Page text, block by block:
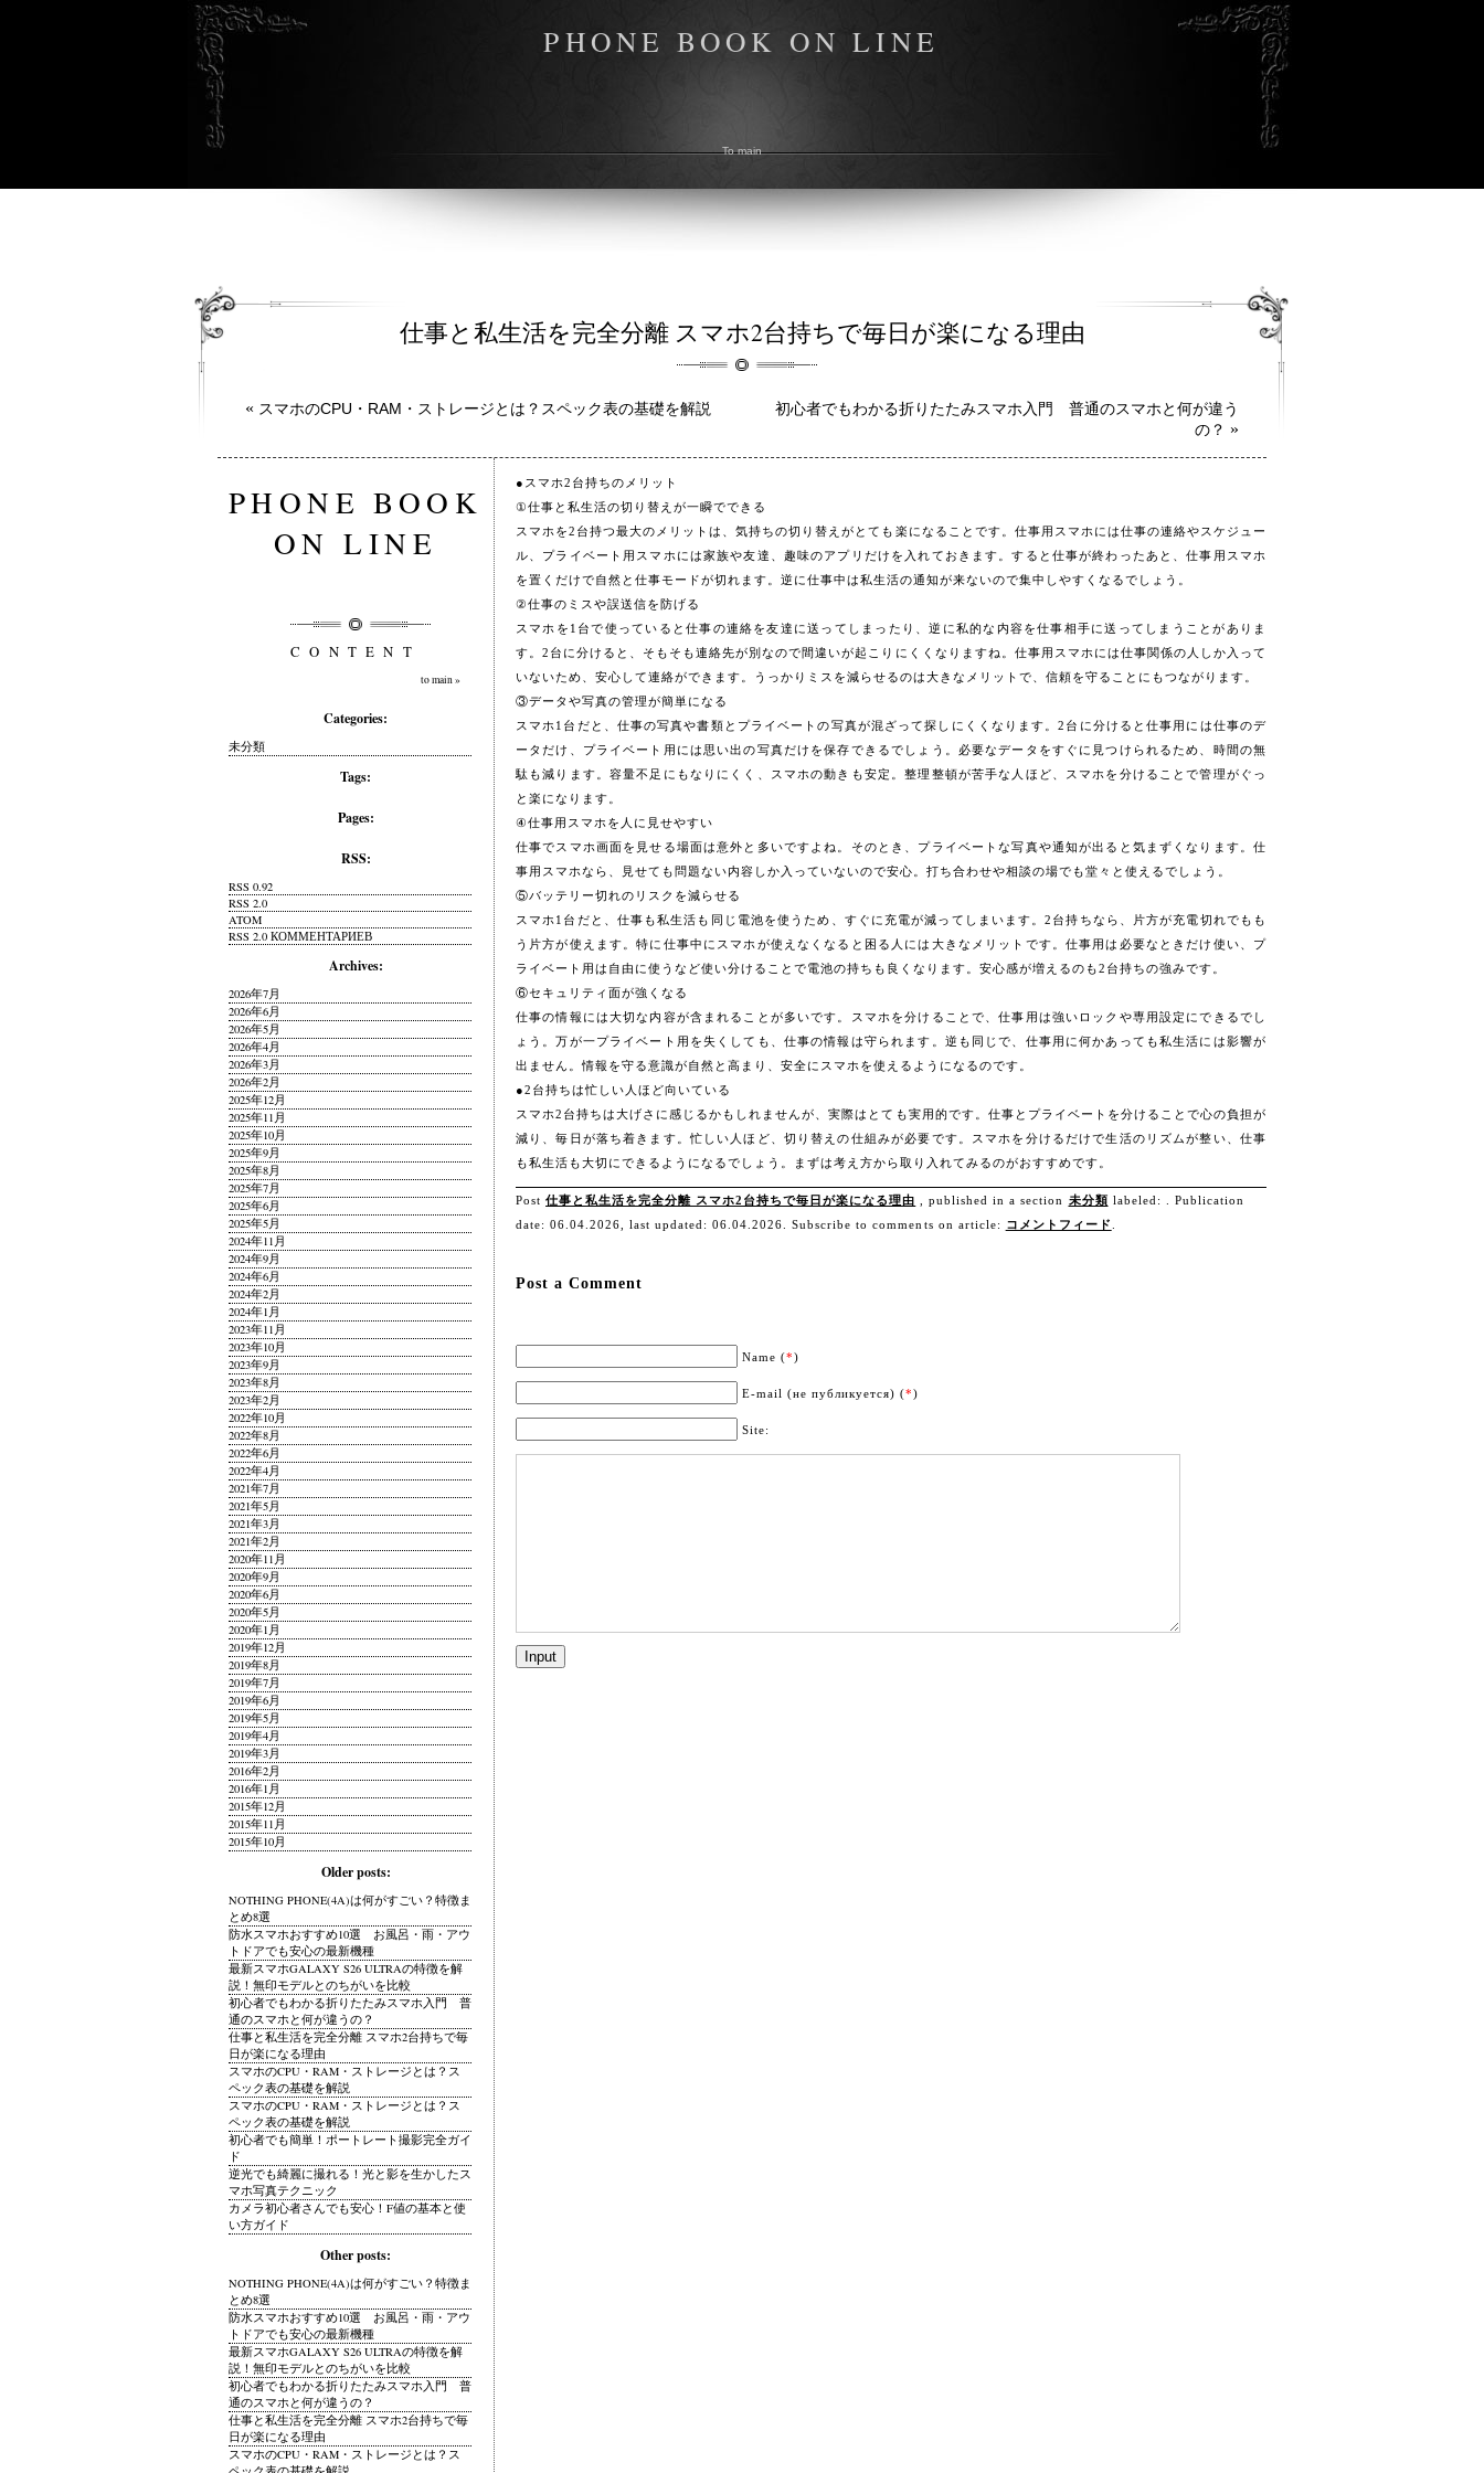
PHONE BOOK ON LINE
To main
仕事と私生活を完全分離 スマホ2台持ちで毎日が楽になる理由
« スマホのCPU・RAM・ストレージとは？スペック表の基礎を解説
初心者でもわかる折りたたみスマホ入門 普通のスマホと何が違う
の？ »
●スマホ2台持ちのメリット
①仕事と私生活の切り替えが一瞬でできる
スマホを2台持つ最大のメリットは、気持ちの切り替えがとても楽になることです。仕事用スマホには仕事の連絡やスケジュー
ル、プライベート用スマホには家族や友達、趣味のアプリだけを入れておきます。すると仕事が終わったあと、仕事用スマホ
を置くだけで自然と仕事モードが切れます。逆に仕事中は私生活の通知が来ないので集中しやすくなるでしょう。
②仕事のミスや誤送信を防げる
スマホを1台で使っていると仕事の連絡を友達に送ってしまったり、逆に私的な内容を仕事相手に送ってしまうことがありま
す。2台に分けると、そもそも連絡先が別なので間違いが起こりにくくなりますね。仕事用スマホには仕事関係の人しか入って
いないため、安心して連絡ができます。うっかりミスを減らせるのは大きなメリットで、信頼を守ることにもつながります。
③データや写真の管理が簡単になる
スマホ1台だと、仕事の写真や書類とプライベートの写真が混ざって探しにくくなります。2台に分けると仕事用には仕事のデ
ータだけ、プライベート用には思い出の写真だけを保存できるでしょう。必要なデータをすぐに見つけられるため、時間の無
駄も減ります。容量不足にもなりにくく、スマホの動きも安定。整理整頓が苦手な人ほど、スマホを分けることで管理がぐっ
と楽になります。
④仕事用スマホを人に見せやすい
仕事でスマホ画面を見せる場面は意外と多いですよね。そのとき、プライベートな写真や通知が出ると気まずくなります。仕
事用スマホなら、見せても問題ない内容しか入っていないので安心。打ち合わせや相談の場でも堂々と使えるでしょう。
⑤バッテリー切れのリスクを減らせる
スマホ1台だと、仕事も私生活も同じ電池を使うため、すぐに充電が減ってしまいます。2台持ちなら、片方が充電切れでもも
う片方が使えます。特に仕事中にスマホが使えなくなると困る人には大きなメリットです。仕事用は必要なときだけ使い、プ
ライベート用は自由に使うなど使い分けることで電池の持ちも良くなります。安心感が増えるのも2台持ちの強みです。
⑥セキュリティ面が強くなる
仕事の情報には大切な内容が含まれることが多いです。スマホを分けることで、仕事用は強いロックや専用設定にできるでし
ょう。万が一プライベート用を失くしても、仕事の情報は守られます。逆も同じで、仕事用に何かあっても私生活には影響が
出ません。情報を守る意識が自然と高まり、安全にスマホを使えるようになるのです。
●2台持ちは忙しい人ほど向いている
スマホ2台持ちは大げさに感じるかもしれませんが、実際はとても実用的です。仕事とプライベートを分けることで心の負担が
減り、毎日が落ち着きます。忙しい人ほど、切り替えの仕組みが必要です。スマホを分けるだけで生活のリズムが整い、仕事
も私生活も大切にできるようになるでしょう。まずは考え方から取り入れてみるのがおすすめです。
Post仕事と私生活を完全分離 スマホ2台持ちで毎日が楽になる理由 , published in a section 未分類 labeled: . Publication
date: 06.04.2026, last updated: 06.04.2026. Subscribe to comments on article: コメントフィード
Post a Comment
Name (*)
E-mail (не публикуется) (*)
Site:
PHONE BOOK
ON LINE
CONTENT
to main »
Categories:
未分類
Tags:
Pages:
RSS:
RSS 0.92
RSS 2.0
ATOM
RSS 2.0 КОММЕНТАРИЕВ
Archives:
2026年7月
2026年6月
2026年5月
2026年4月
2026年3月
2026年2月
2025年12月
2025年11月
2025年10月
2025年9月
2025年8月
2025年7月
2025年6月
2025年5月
2024年11月
2024年9月
2024年6月
2024年2月
2024年1月
2023年11月
2023年10月
2023年9月
2023年8月
2023年2月
2022年10月
2022年8月
2022年6月
2022年4月
2021年7月
2021年5月
2021年3月
2021年2月
2020年11月
2020年9月
2020年6月
2020年5月
2020年1月
2019年12月
2019年8月
2019年7月
2019年6月
2019年5月
2019年4月
2019年3月
2016年2月
2016年1月
2015年12月
2015年11月
2015年10月
Older posts:
NOTHING PHONE(4A)は何がすごい？特徴ま
とめ8選
防水スマホおすすめ10選 お風呂・雨・アウ
トドアでも安心の最新機種
最新スマホGALAXY S26 ULTRAの特徴を解
説！無印モデルとのちがいを比較
初心者でもわかる折りたたみスマホ入門 普
通のスマホと何が違うの？
仕事と私生活を完全分離 スマホ2台持ちで毎
日が楽になる理由
スマホのCPU・RAM・ストレージとは？ス
ペック表の基礎を解説
スマホのCPU・RAM・ストレージとは？ス
ペック表の基礎を解説
初心者でも簡単！ポートレート撮影完全ガイ
ド
逆光でも綺麗に撮れる！光と影を生かしたス
マホ写真テクニック
カメラ初心者さんでも安心！F値の基本と使
い方ガイド
Other posts:
NOTHING PHONE(4A)は何がすごい？特徴ま
とめ8選
防水スマホおすすめ10選 お風呂・雨・アウ
トドアでも安心の最新機種
最新スマホGALAXY S26 ULTRAの特徴を解
説！無印モデルとのちがいを比較
初心者でもわかる折りたたみスマホ入門 普
通のスマホと何が違うの？
仕事と私生活を完全分離 スマホ2台持ちで毎
日が楽になる理由
スマホのCPU・RAM・ストレージとは？ス